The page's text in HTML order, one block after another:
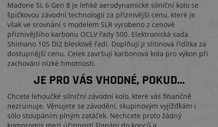
Madone SL 6 Gen 8 je lehké aerodynamické silniční kolo se
špičkovou závodní technologií za příznivější cenu, které je
však ve srovnání s modelem SLR vyrobeno z cenově
příznivějšího karbonu OCLV řady 500. Elektronická sada
Shimano 105 Di2 bleskově řadí. Doplňují ji slitinová řídítka za
dostupnější cenu. Celek završují karbonová kola pro výkon při
zachování nízké hmotnosti.
JE PRO VÁS VHODNÉ, POKUD…
Chcete lehoučké silniční závodní kolo, které vás finančně
nezruinuje. Věnujete se závodění, skupinovým vyjížďkám i
sólo stoupáním plným zatáček. Nechcete proto žádný